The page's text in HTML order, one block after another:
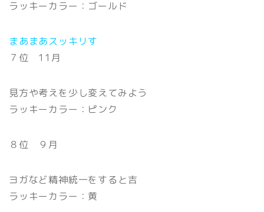
ラッキーカラー：ゴールド
まあまあスッキリす
７位 11月
見方や考えを少し変えてみよう
ラッキーカラー：ピンク
８位 ９月
ヨガなど精神統一をすると吉
ラッキーカラー：黄